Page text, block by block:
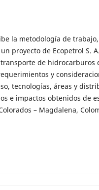
la metodología de
proyecto de Ecopetrol S.
de hidrocarburos
y
tecnologías, áreas y
e impactos obtenidos de
– Magdalena,